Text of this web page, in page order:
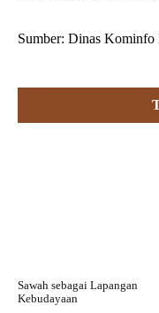
Sumber: Dinas Kominfo
Sawah sebagai Lapangan
Kebudayaan